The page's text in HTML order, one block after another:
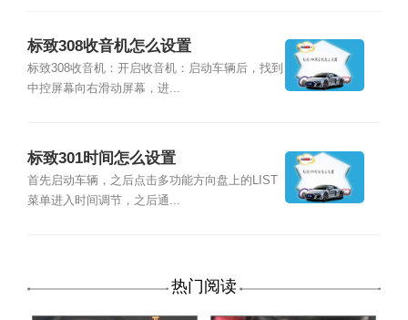
标致308收音机怎么设置
标致308收音机：开启收音机：启动车辆后，找到
中控屏幕向右滑动屏幕，进...
标致301时间怎么设置
首先启动车辆，之后点击多功能方向盘上的LIST
菜单进入时间调节，之后通...
热门阅读